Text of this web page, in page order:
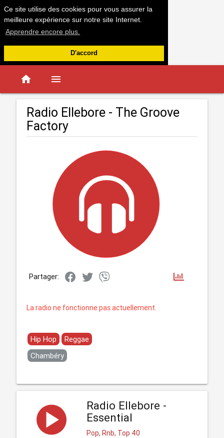
Ce site utilise des cookies pour vous assurer la
meilleure expérience sur notre site Internet.
Apprendre encore plus.
D'accord
home menu
Radio Ellebore - The Groove
Factory
Partager:
La radio ne fonctionne pas actuellement.
Hip Hop
Reggae
Chambéry
Radio Ellebore -
Essential
Pop, Rnb, Top 40